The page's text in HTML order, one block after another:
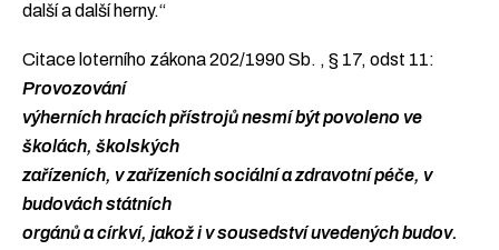
další a další herny.“
Citace loterního zákona 202/1990 Sb. , § 17, odst 11:
Provozování
výherních hracích přístrojů nesmí být povoleno ve
školách, školských
zařízeních, v zařízeních sociální a zdravotní péče, v
budovách státních
orgánů a církví, jakož i v sousedství uvedených budov.